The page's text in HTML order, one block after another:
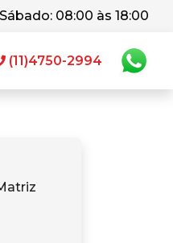
08:00 às 18:00
(11)4750-2994